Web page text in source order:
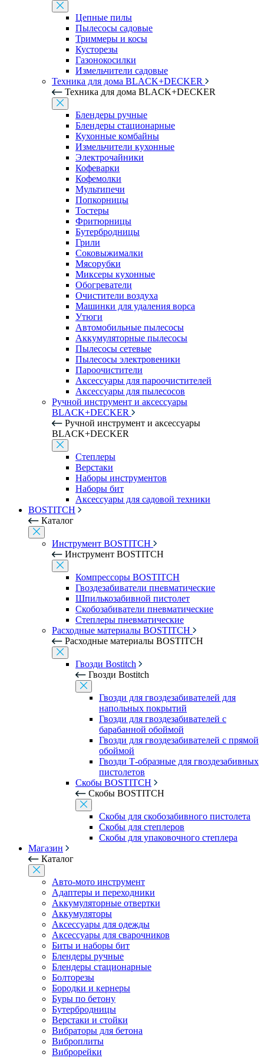
Цепные пилы
Пылесосы садовые
Триммеры и косы
Кусторезы
Газонокосилки
Измельчители садовые
Техника для дома BLACK+DECKER
Техника для дома BLACK+DECKER
Блендеры ручные
Блендеры стационарные
Кухонные комбайны
Измельчители кухонные
Электрочайники
Кофеварки
Кофемолки
Мультипечи
Попкорницы
Тостеры
Фритюрницы
Бутербродницы
Грили
Соковыжималки
Мясорубки
Миксеры кухонные
Обогреватели
Очистители воздуха
Машинки для удаления ворса
Утюги
Автомобильные пылесосы
Аккумуляторные пылесосы
Пылесосы сетевые
Пылесосы электровеники
Пароочистители
Аксессуары для пароочистителей
Аксессуары для пылесосов
Ручной инструмент и аксессуары
BLACK+DECKER
Ручной инструмент и аксессуары
BLACK+DECKER
Степлеры
Верстаки
Наборы инструментов
Наборы бит
Аксессуары для садовой техники
BOSTITCH
Каталог
Инструмент BOSTITCH
Инструмент BOSTITCH
Компрессоры BOSTITCH
Гвоздезабиватели пневматические
Шпилькозабивной пистолет
Скобозабиватели пневматические
Степлеры пневматические
Расходные материалы BOSTITCH
Расходные материалы BOSTITCH
Гвозди Bostitch
Гвозди Bostitch
Гвозди для гвоздезабивателей для
напольных покрытий
Гвозди для гвоздезабивателей с
барабанной обоймой
Гвозди для гвоздезабивателей с прямой
обоймой
Гвозди Т-образные для гвоздезабивных
пистолетов
Скобы BOSTITCH
Скобы BOSTITCH
Скобы для скобозабивного пистолета
Скобы для степлеров
Скобы для упаковочного степлера
Магазин
Каталог
Авто-мото инструмент
Адаптеры и переходники
Аккумуляторные отвертки
Аккумуляторы
Аксессуары для одежды
Аксессуары для сварочников
Биты и наборы бит
Блендеры ручные
Блендеры стационарные
Болторезы
Бородки и кернеры
Буры по бетону
Бутербродницы
Верстаки и стойки
Вибраторы для бетона
Виброплиты
Виброрейки